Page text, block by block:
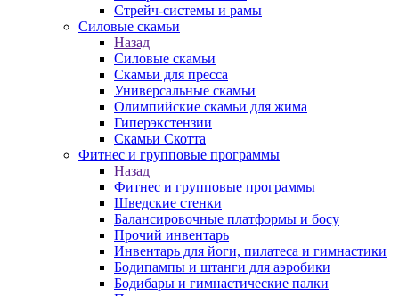
Стрейч-системы и рамы
Силовые скамьи
Назад
Силовые скамьи
Скамьи для пресса
Универсальные скамьи
Олимпийские скамьи для жима
Гиперэкстензии
Скамьи Скотта
Фитнес и групповые программы
Назад
Фитнес и групповые программы
Шведские стенки
Балансировочные платформы и босу
Прочий инвентарь
Инвентарь для йоги, пилатеса и гимнастики
Бодипампы и штанги для аэробики
Бодибары и гимнастические палки